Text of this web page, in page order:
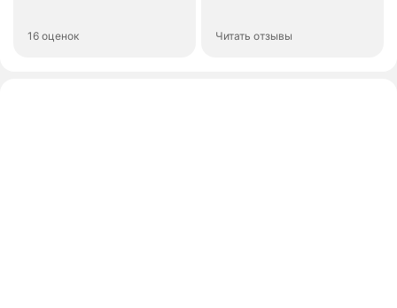
16 оценок Читать отзывы